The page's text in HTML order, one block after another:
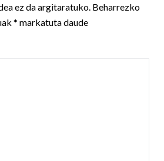
ez da argitaratuko. Beharrezko
* markatuta daude